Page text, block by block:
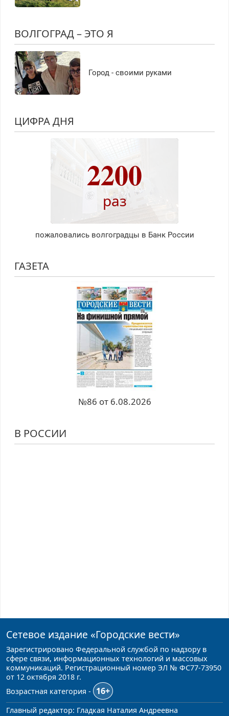
ВОЛГОГРАД – ЭТО Я
Город - своими руками
ЦИФРА ДНЯ
2200
раз
пожаловались волгоградцы в Банк России
ГАЗЕТА
№86 от 6.08.2026
В РОССИИ
Сетевое издание «Городские вести»
Зарегистрировано Федеральной службой по надзору в
сфере связи, информационных технологий и массовых
коммуникаций. Регистрационный номер ЭЛ № ФС77-73950
от 12 октября 2018 г.
Возрастная категория -
16+
Главный редактор: Гладкая Наталия Андреевна